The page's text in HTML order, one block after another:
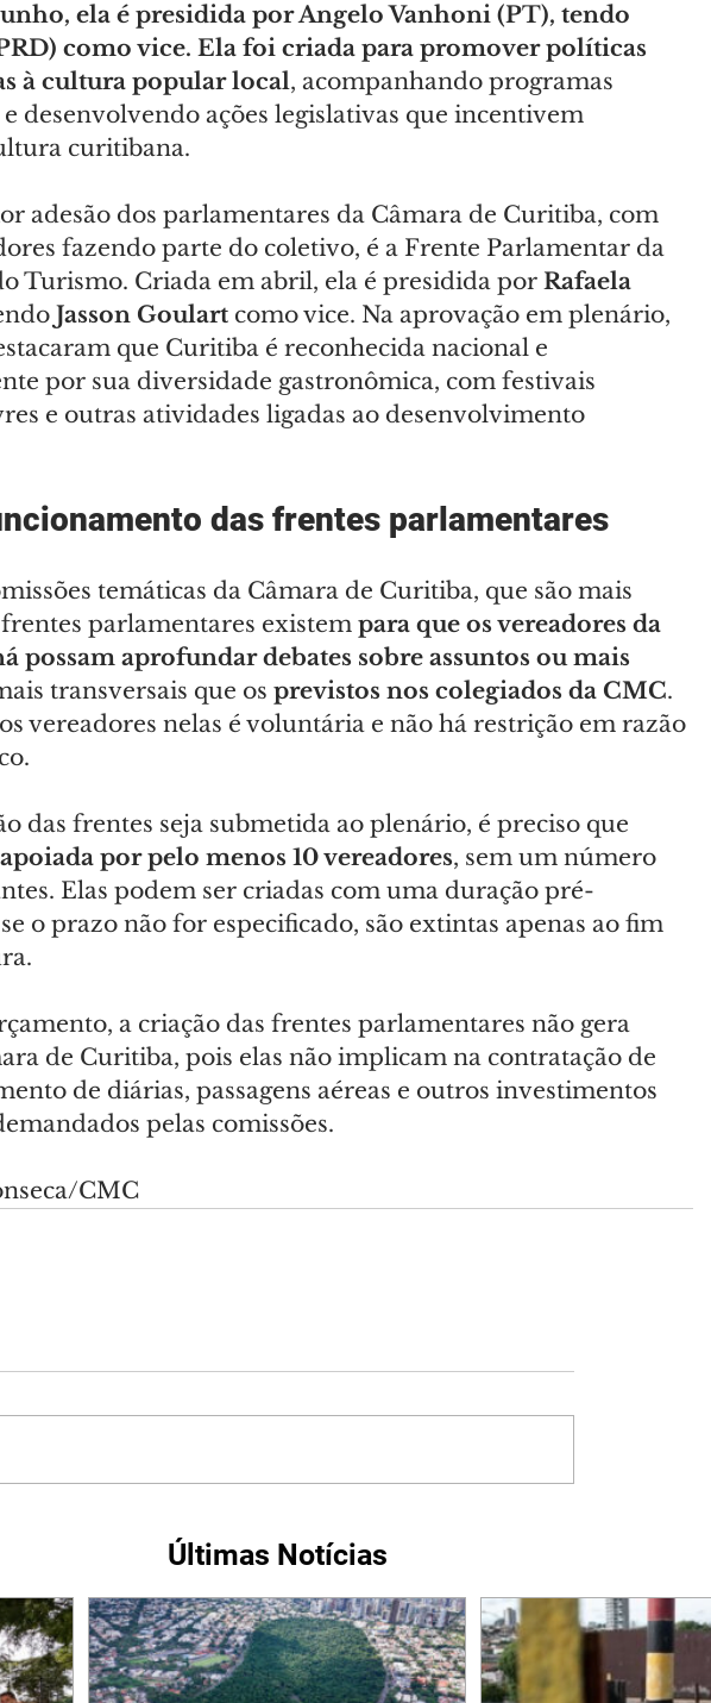
ela é presidida por Angelo Vanhoni (PT), tendo
como vice. Ela foi criada para promover políticas
à cultura popular local, acompanhando programas
desenvolvendo ações legislativas que incentivem
curitibana.
adesão dos parlamentares da Câmara de Curitiba, com
fazendo parte do coletivo, é a Frente Parlamentar da
Turismo. Criada em abril, ela é presidida por Rafaela
Jasson Goulart como vice. Na aprovação em plenário,
que Curitiba é reconhecida nacional e
por sua diversidade gastronômica, com festivais
e outras atividades ligadas ao desenvolvimento
das frentes parlamentares
temáticas da Câmara de Curitiba, que são mais
frentes parlamentares existem para que os vereadores da
possam aprofundar debates sobre assuntos ou mais
transversais que os previstos nos colegiados da CMC.
vereadores nelas é voluntária e não há restrição em razão
das frentes seja submetida ao plenário, é preciso que
por pelo menos 10 vereadores, sem um número
Elas podem ser criadas com uma duração pré-
o prazo não for especificado, são extintas apenas ao fim
a criação das frentes parlamentares não gera
de Curitiba, pois elas não implicam na contratação de
de diárias, passagens aéreas e outros investimentos
pelas comissões.
CMC
Últimas Notícias